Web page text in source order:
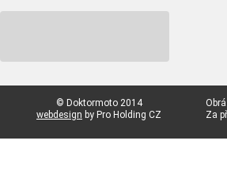
© Doktormoto 2014
webdesign by Pro Holding CZ
Za